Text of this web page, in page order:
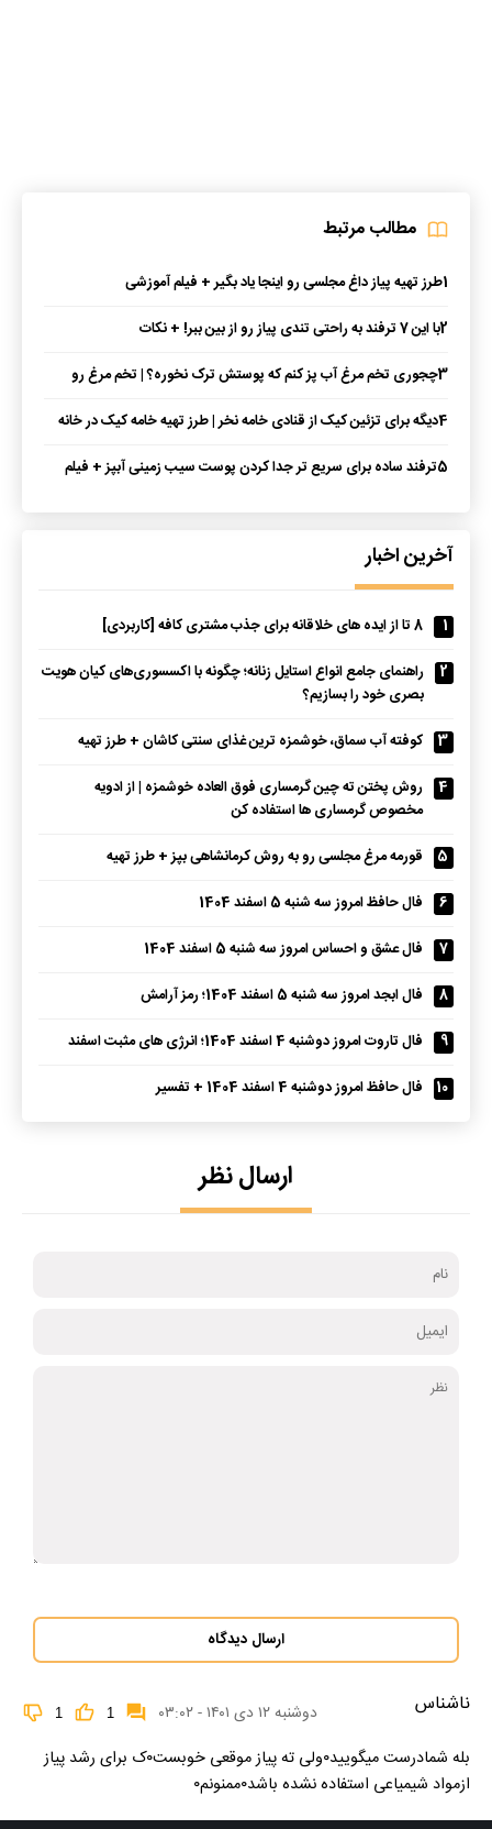
مطالب مرتبط
1طرز تهیه پیاز داغ مجلسی رو اینجا یاد بگیر + فیلم آموزشی
2با این 7 ترفند به راحتی تندی پیاز رو از بین ببر! + نکات
3چجوری تخم مرغ آب پز کنم که پوستش ترک نخوره؟ | تخم مرغ رو
4دیگه برای تزئین کیک از قنادی خامه نخر | طرز تهیه خامه کیک در خانه
5ترفند ساده برای سریع تر جدا کردن پوست سیب زمینی آبپز + فیلم
آخرین اخبار
1
8 تا از ایده های خلاقانه برای جذب مشتری کافه [کاربردی]
2
راهنمای جامع انواع استایل زنانه؛ چگونه با اکسسوری‌های کیان هویت
بصری خود را بسازیم؟
3
کوفته آب سماق، خوشمزه ترین غذای سنتی کاشان + طرز تهیه
4
روش پختن ته چین گرمساری فوق العاده خوشمزه | از ادویه
مخصوص گرمساری ها استفاده کن
5
قورمه مرغ مجلسی رو به روش کرمانشاهی بپز + طرز تهیه
6
فال حافظ امروز سه شنبه 5 اسفند 1404
7
فال عشق و احساس امروز سه شنبه 5 اسفند 1404
8
فال ابجد امروز سه شنبه 5 اسفند 1404؛ رمز آرامش
9
فال تاروت امروز دوشنبه 4 اسفند 1404؛ انرژی های مثبت اسفند
10
فال حافظ امروز دوشنبه 4 اسفند 1404 + تفسیر
ارسال نظر
ارسال دیدگاه
ناشناس دوشنبه ۱۲ دی ۱۴۰۱ - ۰۳:۰۲ 1
1
بله شمادرست میگویید۰ولی ته پیاز موقعی خوبست۰ک برای رشد پیاز
ازمواد شیمیاعی استفاده نشده باشد۰ممنونم۰